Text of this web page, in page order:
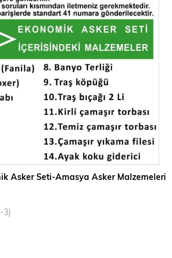
Asker Seti-Amasya Asker Malzemeleri
3)